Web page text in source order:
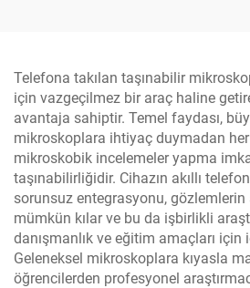
Telefona takılan taşınabilir
için vazgeçilmez bir araç haline
avantaja sahiptir. Temel faydası,
mikroskoplara ihtiyaç duymadan
mikroskobik incelemeler yapma
taşınabilirliğidir. Cihazın akıllı
sorunsuz entegrasyonu, gözlemlerin
mümkün kılar ve bu da işbirlikli
danışmanlık ve eğitim amaçları için
Geleneksel mikroskoplara kıyasla
öğrencilerden profesyonel